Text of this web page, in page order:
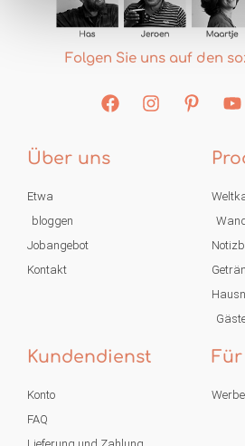
Folgen Sie uns auf den
Über uns
Etwa
bloggen
Jobangebot
Kontakt
Kundendienst
Konto
FAQ